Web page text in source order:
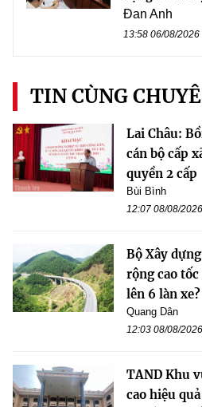
Đan Anh
13:58 06/08/2026
TIN CÙNG
Lai Châu:
cán bộ cấp
quyền 2 cấp
Bùi Bình
12:07 08/08/2026
Bộ Xây
rộng cao
lên 6 làn xe?
Quang Dân
12:03 08/08/2026
TAND Khu
cao hiệu